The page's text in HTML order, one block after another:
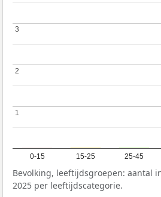
0-15 15-25 25-45
1
1
2
2
3
3
Bevolking, leeftijdsgroepen: aantal
2025 per leeftijdscategorie.